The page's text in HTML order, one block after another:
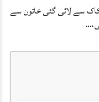
سے لائی گئی خاتون سے